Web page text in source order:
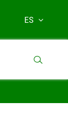
ES
